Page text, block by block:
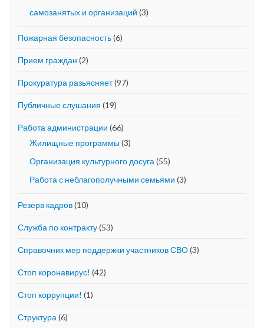
самозанятых и организаций (3)
Пожарная безопасность(6)
Прием граждан (2)
Прокуратура разьясняет(97)
Публичные слушания (19)
Работа администрации (66)
Жилищные программы(3)
Организация культурного досуга(55)
Работа с неблагополучными семьями (3)
Резерв кадров(10)
Служба по контракту(53)
Справочник мер поддержки участников СВО(3)
Стоп коронавирус! (42)
Стоп коррупции! (1)
Структура(6)